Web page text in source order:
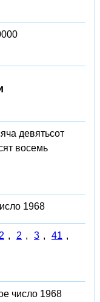
девятьсот
восемь
1968
2 , 2 , 3 , 41 ,
число 1968